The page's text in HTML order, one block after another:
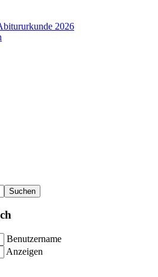
2026
Suchen
Benutzername
Anzeigen